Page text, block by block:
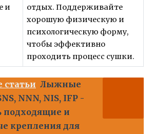
и
отдых. Поддерживайте
хорошую физическую и
психологическую форму,
чтобы эффективно
проходить процесс сушки.
Лыжные
NNN, NIS, IFP -
подходящие и
крепления для